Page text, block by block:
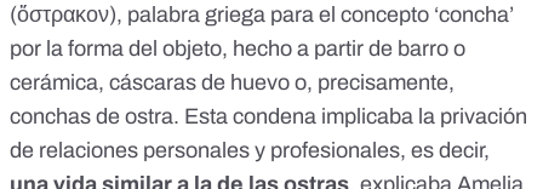
(ὄστρακον), palabra griega para el concepto ‘concha’
por la forma del objeto, hecho a partir de barro o
cerámica, cáscaras de huevo o, precisamente,
conchas de ostra. Esta condena implicaba la privación
de relaciones personales y profesionales, es decir,